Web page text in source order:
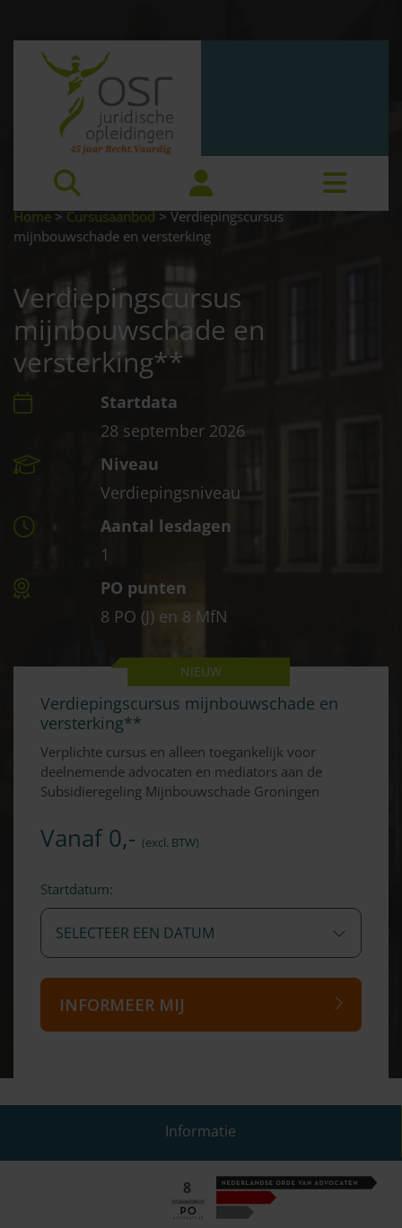
Home>Cursusaanbod>Verdiepingscursus
mijnbouwschade en versterking
Verdiepingscursus
mijnbouwschade en
versterking**
Startdata
28 september 2026
Niveau
Verdiepingsniveau
Aantal lesdagen
1
PO punten
8 PO (J) en 8 MfN
NIEUW
Verdiepingscursus mijnbouwschade en
versterking**
Verplichte cursus en alleen toegankelijk voor
deelnemende advocaten en mediators aan de
Subsidieregeling Mijnbouwschade Groningen
Vanaf 0,- (excl. BTW)
Startdatum:
SELECTEER EEN DATUM
INFORMEER MIJ
Informatie
8